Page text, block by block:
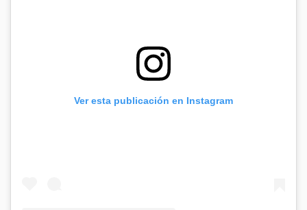
Ver esta publicación en Instagram